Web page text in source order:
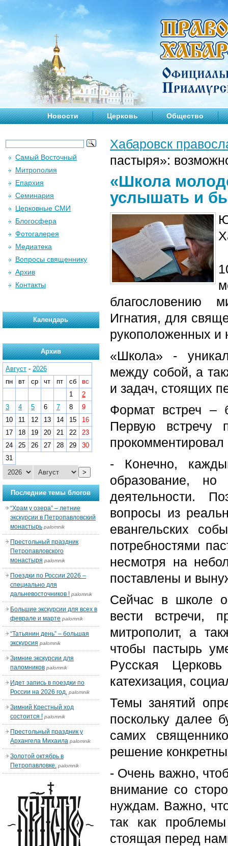
Новости Церковь Общество
Хабаровск
пастыря»:
«Школа
услышать и
благословению
Игнатия, для
рукоположенных и
«Школа» -
между собой, а
и задач, стоящих
Формат встреч –
Первую встречу
прокомментировал
- Конечно,
образование,
деятельности.
вопросы из
евангельских
потребностями
несмотря на
поставлены и
Сейчас в школе
вести встречи,
митрополит, а
чтобы пастырь
Русская
катехизация,
Темы занятий
поскольку далее
самих
решение
- Очень важно,
внимание со
нуждам. Важно,
так как
стоящая перед
Самый Восточный
Митрополия
Епархия
Семинария
Церковные СМИ
Блогосфера
Фотогалерея
Медиатека
Вопросы священнику
Архив
Контакты
Календарь
Архив
Август - 2026
пн
вт ср чт пт сб
вс
1
2
3
4 5 6 7 8
9
10
11 12 13 14 15
16
17
18 19 20 21 22
23
24
25 26 27 28 29
30
31
>
Последние темы блогов
“Храм у озера” – летние
экскурсии в Петропавловский
монастырь palomnik
Престольный праздник
Петропавловского
монастыря palomnik
Поездки по России 2026 –
специально для
дальневосточников ! palomnik
Большие экскурсии для всех в
феврале и марте palomnik
“Татьянин день” – большая
экскурсия palomnik
Зимние экскурсии для
паломников palomnik
Идет запись в поездки по
России на 2026 год. palomnik
Зимний Крестный ход
состоится ! palomnik
Престольный праздник у
Архангела Михаила palomnik
Золотой октябрь в
Петропавловке. palomnik